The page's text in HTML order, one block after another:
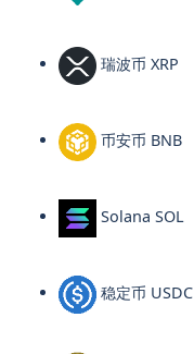
瑞波币 XRP
币安币 BNB
Solana SOL
稳定币 USDC